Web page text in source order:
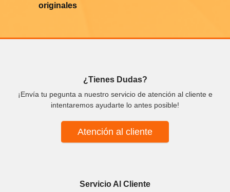
originales
¿Tienes Dudas?
¡Envía tu pegunta a nuestro servicio de atención al cliente e
intentaremos ayudarte lo antes posible!
Atención al cliente
Servicio Al Cliente